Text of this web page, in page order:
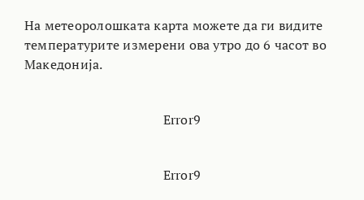
На метеоролошката карта можете да ги видите
температурите измерени ова утро до 6 часот во
Македонија.
Error9
Error9